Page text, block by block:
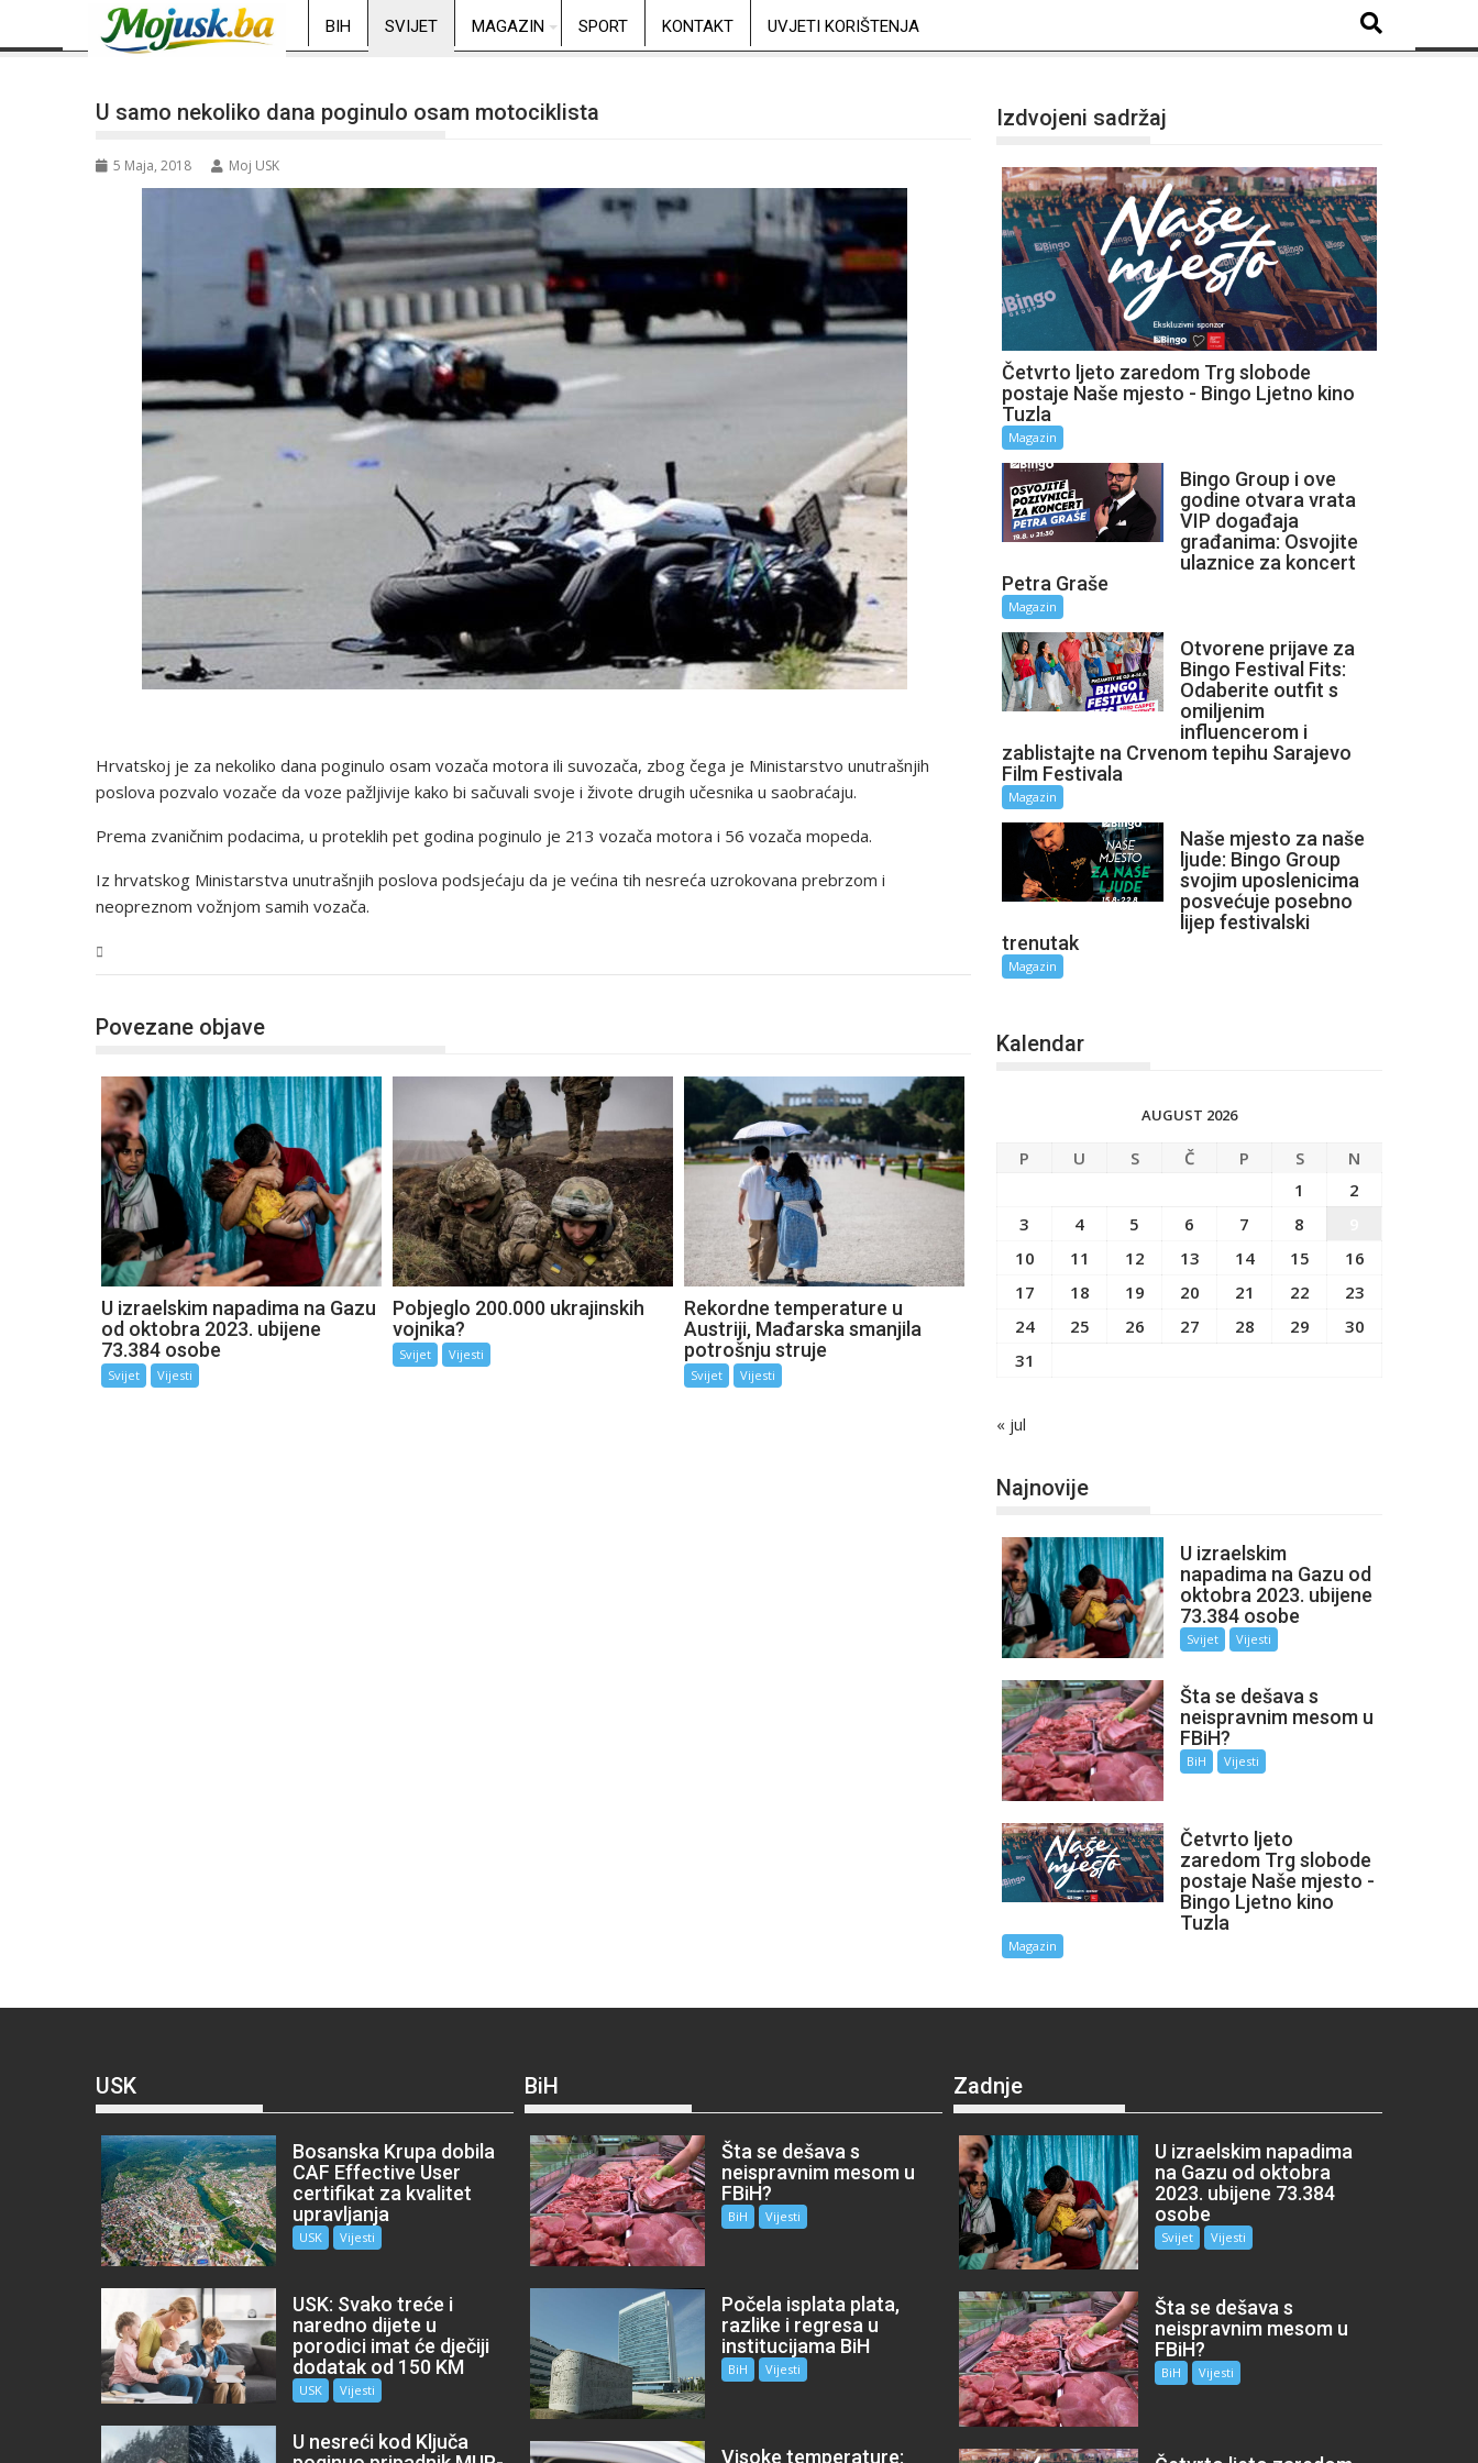
BIH SVIJET MAGAZIN SPORT KONTAKT UVJETI KORIŠTENJA
U samo nekoliko dana poginulo osam motociklista
5 Maja, 2018 Moj USK
Hrvatskoj je za nekoliko dana poginulo osam vozača motora ili suvozača, zbog čega je Ministarstvo unutrašnjih
poslova pozvalo vozače da voze pažljivije kako bi sačuvali svoje i živote drugih učesnika u saobraćaju.
Prema zvaničnim podacima, u proteklih pet godina poginulo je 213 vozača motora i 56 vozača mopeda.
Iz hrvatskog Ministarstva unutrašnjih poslova podsjećaju da je većina tih nesreća uzrokovana prebrzom i
neopreznom vožnjom samih vozača.
Povezane objave
U izraelskim napadima na Gazu
od oktobra 2023. ubijene
73.384 osobe
Svijet Vijesti
Pobjeglo 200.000 ukrajinskih
vojnika?
Svijet Vijesti
Rekordne temperature u
Austriji, Mađarska smanjila
potrošnju struje
Svijet Vijesti
Izdvojeni sadržaj
Četvrto ljeto zaredom Trg slobode
postaje Naše mjesto - Bingo Ljetno kino
Tuzla
Magazin
Bingo Group i ove
godine otvara vrata
VIP događaja
građanima: Osvojite
ulaznice za koncert
Petra Graše
Magazin
Otvorene prijave za
Bingo Festival Fits:
Odaberite outfit s
omiljenim
influencerom i
zablistajte na Crvenom tepihu Sarajevo
Film Festivala
Magazin
Naše mjesto za naše
ljude: Bingo Group
svojim uposlenicima
posvećuje posebno
lijep festivalski
trenutak
Magazin
Kalendar
AUGUST 2026
P U S Č P S
N
1
2
3
4 5 6 7 8
10
11 12 13 14 15
16
17
18 19 20 21 22
23
24
25 26 27 28 29
30
31
« jul
Najnovije
U izraelskim
napadima na Gazu od
oktobra 2023. ubijene
73.384 osobe
Svijet Vijesti
Šta se dešava s
neispravnim mesom u
FBiH?
BiH Vijesti
Četvrto ljeto
zaredom Trg slobode
postaje Naše mjesto -
Bingo Ljetno kino
Tuzla
Magazin
USK
Bosanska Krupa dobila
CAF Effective User
certifikat za kvalitet
upravljanja
USK Vijesti
USK: Svako treće i
naredno dijete u
porodici imat će dječiji
dodatak od 150 KM
USK Vijesti
U nesreći kod Ključa
BiH
Šta se dešava s
neispravnim mesom u
FBiH?
BiH Vijesti
Počela isplata plata,
razlike i regresa u
institucijama BiH
BiH Vijesti
Visoke temperature:
Zadnje
U izraelskim napadima
na Gazu od oktobra
2023. ubijene 73.384
osobe
Svijet Vijesti
Šta se dešava s
neispravnim mesom u
FBiH?
BiH Vijesti